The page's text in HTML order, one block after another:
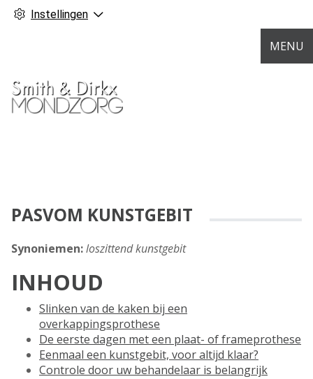
Instellingen
MENU
PASVOM KUNSTGEBIT
Synoniemen:loszittend kunstgebit
INHOUD
Slinken van de kaken bij een
overkappingsprothese
De eerste dagen met een plaat- of frameprothese
Eenmaal een kunstgebit, voor altijd klaar?
Controle door uw behandelaar is belangrijk